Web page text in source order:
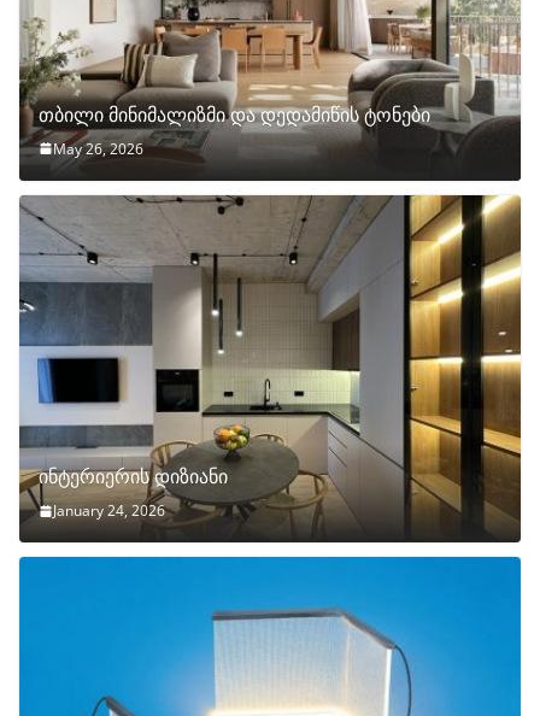
თბილი მინიმალიზმი და დედამიწის ტონები
May 26, 2026
ინტერიერის დიზიანი
January 24, 2026